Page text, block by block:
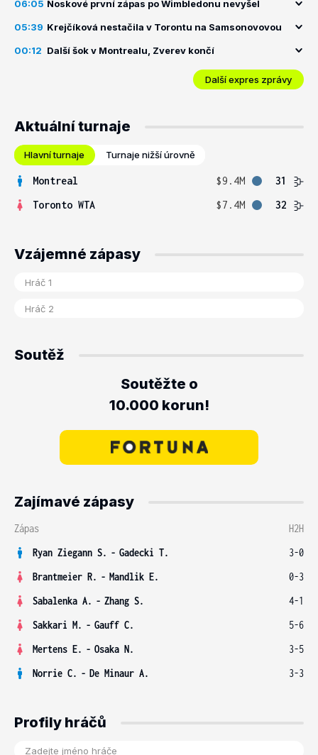
06:05 Noskové první zápas po Wimbledonu nevyšel
05:39 Krejčíková nestačila v Torontu na Samsonovovou
00:12 Další šok v Montrealu, Zverev končí
Další expres zprávy
Aktuální turnaje
Hlavní turnaje Turnaje nižší úrovně
Montreal $9.4M
31
Toronto WTA
$7.4M 32
Vzájemné zápasy
Soutěž
Soutěžte o
10.000 korun!
Zajímavé zápasy
Zápas
H2H
Ryan Ziegann S. - Gadecki T.
3-0
Brantmeier R. - Mandlik E.
0-3
Sabalenka A. - Zhang S.
4-1
Sakkari M. - Gauff C.
5-6
Mertens E. - Osaka N.
3-5
Norrie C. - De Minaur A. 3-3
Profily hráčů